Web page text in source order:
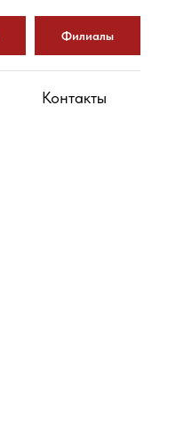
Филиалы
Контакты